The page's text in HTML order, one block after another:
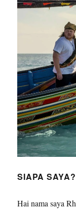
SIAPA SAYA?
Hai nama saya